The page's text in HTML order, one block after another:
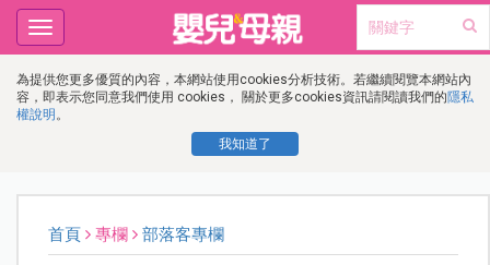
為提供您更多優質的內容，本網站使用cookies分析技術。若繼續閱覽本網站內
容，即表示您同意我們使用 cookies， 關於更多cookies資訊請閱讀我們的隱私
權說明 。
我知道了
Toggle
navigation
首頁 專欄 部落客專欄